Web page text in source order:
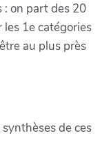
: on part des 20
1e catégories
au plus près
de ces